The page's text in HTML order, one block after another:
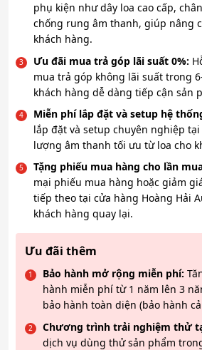
phụ kiện như dây loa cao cấp,
chống rung âm thanh, giúp nâng
khách hàng.
Ưu đãi mua trả góp lãi suất 0%:
mua trả góp không lãi suất trong
khách hàng dễ dàng tiếp cận sản
Miễn phí lắp đặt và setup hệ
lắp đặt và setup chuyên nghiệp
lượng âm thanh tối ưu từ loa cho
Tặng phiếu mua hàng cho lần
mại phiếu mua hàng hoặc giảm
tiếp theo tại cửa hàng Hoàng Hải
khách hàng quay lại.
Ưu đãi thêm
Bảo hành mở rộng miễn phí:
hành miễn phí từ 1 năm lên 3
bảo hành toàn diện (bảo hành
Chương trình trải nghiệm thử
dịch vụ dùng thử sản phẩm